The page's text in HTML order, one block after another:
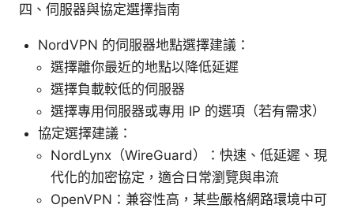
四、伺服器與協定選擇指南
NordVPN 的伺服器地點選擇建議：
選擇離你最近的地點以降低延遲
選擇負載較低的伺服器
選擇專用伺服器或專用 IP 的選項（若有需求）
協定選擇建議：
NordLynx（WireGuard）：快速、低延遲、現
代化的加密協定，適合日常瀏覽與串流
OpenVPN：兼容性高，某些嚴格網路環境中可